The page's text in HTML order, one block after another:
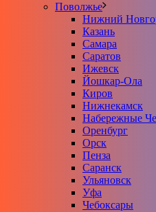
Поволжье
Нижний
Казань
Самара
Саратов
Ижевск
Йошкар-Ола
Киров
Нижнекамск
Набережные
Оренбург
Орск
Пенза
Саранск
Ульяновск
Уфа
Чебоксары